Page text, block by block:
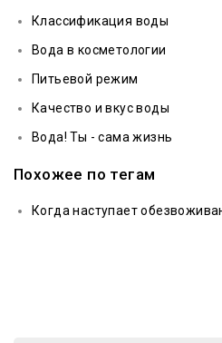
Классификация воды
Вода в косметологии
Питьевой режим
Качество и вкус воды
Вода! Ты - сама жизнь
Похожее по тегам
Когда наступает